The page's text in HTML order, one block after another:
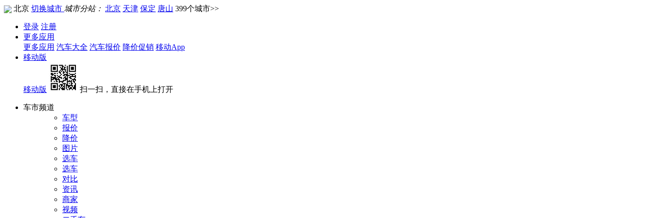
北京 切换城市 城市分站： 北京 天津 保定 唐山 399个城市>>
登录 注册
更多应用
更多应用 汽车大全 汽车报价 降价促销 移动App
移动版
移动版 扫一扫，直接在手机上打开
车市频道
车型
报价
降价
图片
选车
选车
对比
资讯
商家
视频